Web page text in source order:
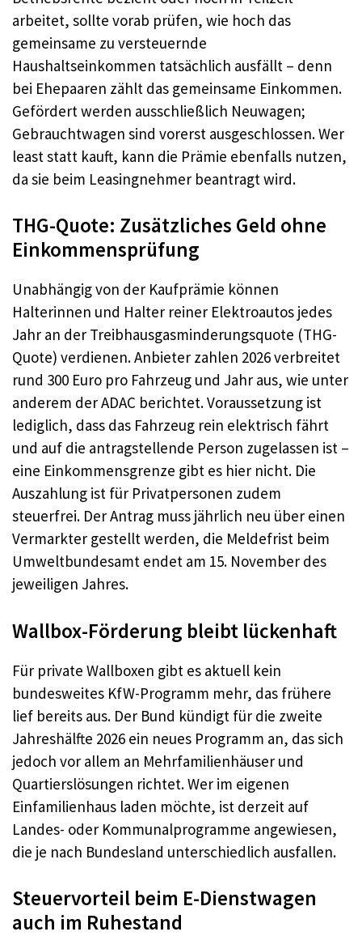
arbeitet, sollte vorab prüfen, wie hoch das
gemeinsame zu versteuernde
Haushaltseinkommen tatsächlich ausfällt – denn
bei Ehepaaren zählt das gemeinsame Einkommen.
Gefördert werden ausschließlich Neuwagen;
Gebrauchtwagen sind vorerst ausgeschlossen. Wer
least statt kauft, kann die Prämie ebenfalls nutzen,
da sie beim Leasingnehmer beantragt wird.
THG-Quote: Zusätzliches Geld ohne
Einkommensprüfung
Unabhängig von der Kaufprämie können
Halterinnen und Halter reiner Elektroautos jedes
Jahr an der Treibhausgasminderungsquote (THG-
Quote) verdienen. Anbieter zahlen 2026 verbreitet
rund 300 Euro pro Fahrzeug und Jahr aus, wie unter
anderem der ADAC berichtet. Voraussetzung ist
lediglich, dass das Fahrzeug rein elektrisch fährt
und auf die antragstellende Person zugelassen ist –
eine Einkommensgrenze gibt es hier nicht. Die
Auszahlung ist für Privatpersonen zudem
steuerfrei. Der Antrag muss jährlich neu über einen
Vermarkter gestellt werden, die Meldefrist beim
Umweltbundesamt endet am 15. November des
jeweiligen Jahres.
Wallbox-Förderung bleibt lückenhaft
Für private Wallboxen gibt es aktuell kein
bundesweites KfW-Programm mehr, das frühere
lief bereits aus. Der Bund kündigt für die zweite
Jahreshälfte 2026 ein neues Programm an, das sich
jedoch vor allem an Mehrfamilienhäuser und
Quartierslösungen richtet. Wer im eigenen
Einfamilienhaus laden möchte, ist derzeit auf
Landes- oder Kommunalprogramme angewiesen,
die je nach Bundesland unterschiedlich ausfallen.
Steuervorteil beim E-Dienstwagen
auch im Ruhestand